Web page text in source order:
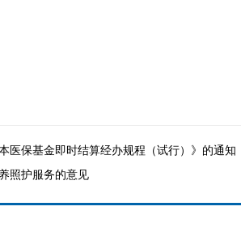
医保基金即时结算经办规程（试行）》的通知
照护服务的意见